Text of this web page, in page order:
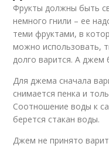
Фрукты должны быть
немного гнили – ее
теми фруктами, в
можно использовать,
долго варится. А джем
Для джема сначала
снимается пенка и
Соотношение воды к
берется стакан воды.
Джем не принято